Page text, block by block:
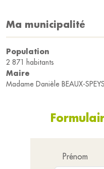
Ma municipalité
Population
2 871 habitants
Maire
Madame Danièle BEAUX-
Prénom